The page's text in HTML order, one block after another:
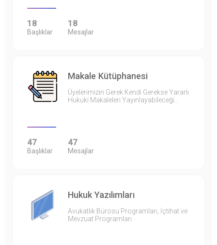
18
Başlıklar
18
Mesajlar
Makale Kütüphanesi
Üyelerimizin Gerek Kendi Gerekse Yararlı
Hukuki Makaleleri Yayınlayabileceği…
47
Başlıklar
47
Mesajlar
Hukuk Yazılımları
Avukatlık Bürosu Programları, İçtihat ve
Mevzuat Programları